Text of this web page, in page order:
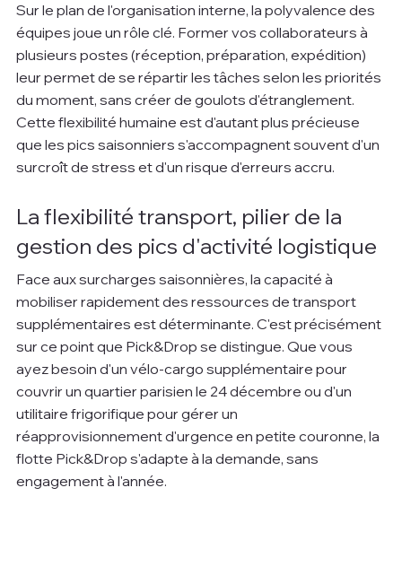
Sur le plan de l'organisation interne, la polyvalence des
équipes joue un rôle clé. Former vos collaborateurs à
plusieurs postes (réception, préparation, expédition)
leur permet de se répartir les tâches selon les priorités
du moment, sans créer de goulots d'étranglement.
Cette flexibilité humaine est d'autant plus précieuse
que les pics saisonniers s'accompagnent souvent d'un
surcroît de stress et d'un risque d'erreurs accru.
La flexibilité transport, pilier de la
gestion des pics d'activité logistique
Face aux surcharges saisonnières, la capacité à
mobiliser rapidement des ressources de transport
supplémentaires est déterminante. C'est précisément
sur ce point que Pick&Drop se distingue. Que vous
ayez besoin d'un vélo-cargo supplémentaire pour
couvrir un quartier parisien le 24 décembre ou d'un
utilitaire frigorifique pour gérer un
réapprovisionnement d'urgence en petite couronne, la
flotte Pick&Drop s'adapte à la demande, sans
engagement à l'année.